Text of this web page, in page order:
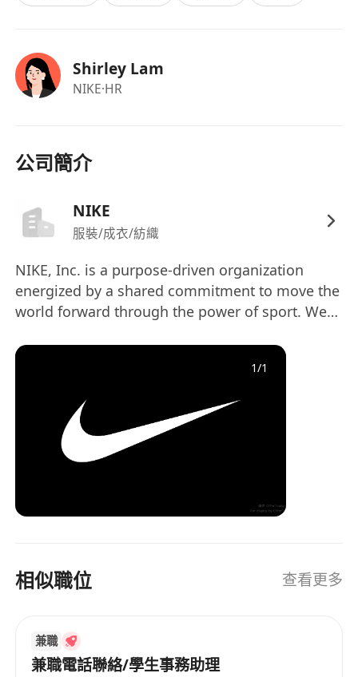
Shirley Lam
NIKE·HR
公司簡介
NIKE
服裝/成衣/紡織
NIKE, Inc. is a purpose-driven organization
energized by a shared commitment to move the
world forward through the power of sport. We
passions to bring inspiration and innovation to
1/1
相似職位 查看更多
兼職
兼職電話聯絡/學生事務助理